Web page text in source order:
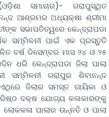
ସମାଚାର)- ଗରାପୁସ୍ଥିତ
ଆଶ୍ରମର ଅଧ୍ୟକ୍ଷା ଶ୍ରୀମା
ସଭାପତିତ୍ୱରେ କେନ୍ଦ୍ରାପଡା
ସମ୍ମିଳନୀ ପାଇଁ ଏକ ପ୍ରସ୍ତୁତି
ବର୍ଷ ଡିସେମ୍ବର ମାସ ୨୪ ଓ ୨୫
ଧରି କେନ୍ଦ୍ରାପଡା ଜିଲା ପାଲା
ସମ୍ମିଳନୀ ଗରାପୁର ଶିବାନନ୍ଦ
ଜିଲାର ସମସ୍ତ ଗାୟିକା ଓ
ଦକ୍ଷ ଯୋଗ୍ୟ କଳାକାରଙ୍କୁ
ପାଲାର ଉନ୍ନତି ଓ ପାଲା